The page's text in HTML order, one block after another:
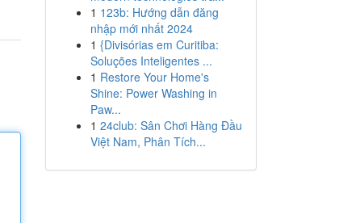
1 123b: Hướng dẫn đăng
nhập mới nhất 2024
1 {Divisórias em Curitiba:
Soluções Inteligentes ...
1 Restore Your Home's
Shine: Power Washing in
Paw...
1 24club: Sân Chơi Hàng Đầu
Việt Nam, Phân Tích...